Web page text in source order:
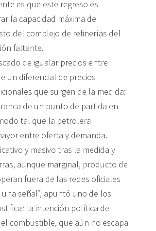
es que este regreso es
la capacidad máxima de
del complejo de refinerías del
faltante.
de igualar precios entre
un diferencial de precios
que surgen de la medida:
de un punto de partida en
tal que la petrolera
entre oferta y demanda.
y masivo tras la medida y
aunque marginal, producto de
fuera de las redes oficiales
señal”, apuntó uno de los
la intención política de
combustible, que aún no escapa